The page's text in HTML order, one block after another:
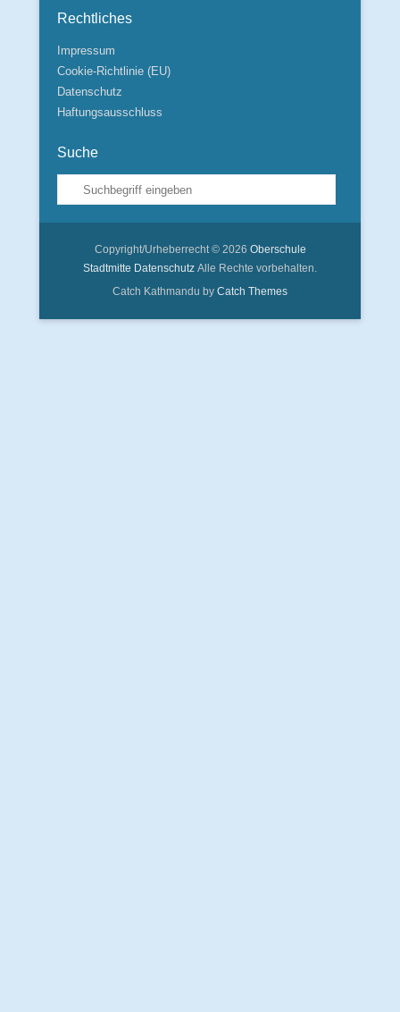
Rechtliches
Impressum
Cookie-Richtlinie (EU)
Datenschutz
Haftungsausschluss
Suche
Suche
Copyright/Urheberrecht © 2026 Oberschule
Stadtmitte Datenschutz Alle Rechte vorbehalten.
Catch Kathmandu by Catch Themes